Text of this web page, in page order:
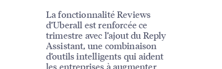
La fonctionnalité Reviews
d’Uberall est renforcée ce
trimestre avec l’ajout du Reply
Assistant, une combinaison
d’outils intelligents qui aident
les entreprises à augmenter